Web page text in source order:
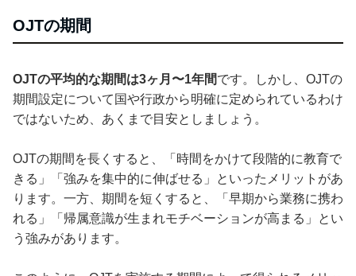
OJTの期間
OJTの平均的な期間は3ヶ月〜1年間です。しかし、OJTの
期間設定について国や行政から明確に定められているわけ
ではないため、あくまで目安としましょう。
OJTの期間を長くすると、「時間をかけて段階的に教育で
きる」「強みを集中的に伸ばせる」といったメリットがあ
ります。一方、期間を短くすると、「早期から業務に携わ
れる」「帰属意識が生まれモチベーションが高まる」とい
う強みがあります。